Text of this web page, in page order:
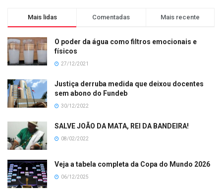
Mais lidas Comentadas Mais recente
O poder da água como filtros emocionais e
físicos
27/12/2021
Justiça derruba medida que deixou docentes
sem abono do Fundeb
30/12/2022
SALVE JOÃO DA MATA, REI DA BANDEIRA!
08/02/2022
Veja a tabela completa da Copa do Mundo 2026
06/12/2025